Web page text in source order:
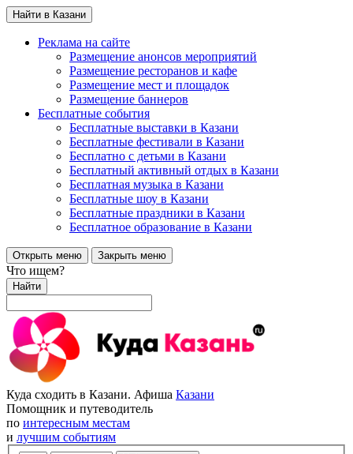
Найти в Казани
Реклама на сайте
Размещение анонсов мероприятий
Размещение ресторанов и кафе
Размещение мест и площадок
Размещение баннеров
Бесплатные события
Бесплатные выставки в Казани
Бесплатные фестивали в Казани
Бесплатно с детьми в Казани
Бесплатный активный отдых в Казани
Бесплатная музыка в Казани
Бесплатные шоу в Казани
Бесплатные праздники в Казани
Бесплатное образование в Казани
Открыть меню Закрыть меню
Что ищем?
Найти
Куда сходить в Казани. Афиша Казани
Помощник и путеводитель
по интересным местам
и лучшим событиям